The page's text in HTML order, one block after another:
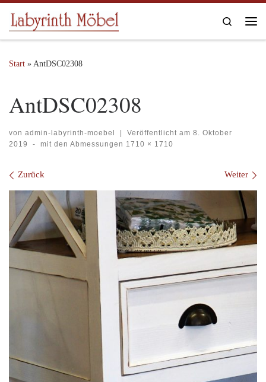
Zum Inhalt springen
Search
Start » AntDSC02308
AntDSC02308
von admin-labyrinth-moebel | Veröffentlicht am 8. Oktober
2019
- mit den Abmessungen 1710 × 1710
Bilder Navigation
Zurück Weiter